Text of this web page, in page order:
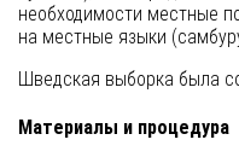
необходимости местные
на местные языки
Шведская выборка была
Материалы и процедура